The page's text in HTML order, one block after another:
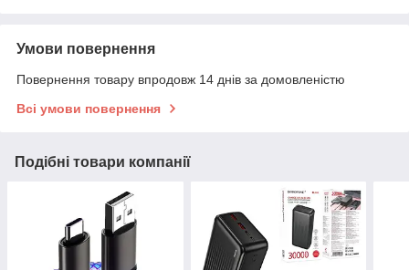
Умови повернення
Повернення товару впродовж 14 днів за домовленістю
Всі умови повернення
Подібні товари компанії